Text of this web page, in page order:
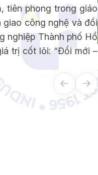
tiên phong trong giáo
giao công nghệ và đổi
nghiệp Thành phố Hồ
trị cốt lõi: “Đổi mới –
- SỨ MẠNG